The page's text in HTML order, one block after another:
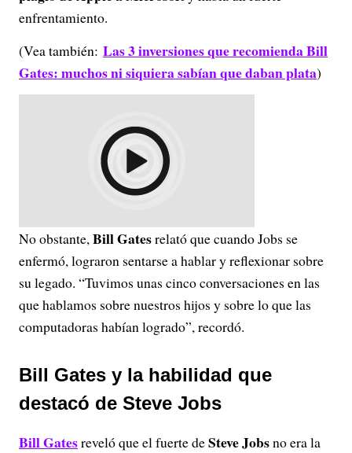
enfrentamiento.
(Vea también: Las 3 inversiones que recomienda Bill
Gates: muchos ni siquiera sabían que daban plata)
No obstante,Bill Gatesrelató que cuando Jobs se
enfermó, lograron sentarse a hablar y reflexionar sobre
su legado. “Tuvimos unas cinco conversaciones en las
que hablamos sobre nuestros hijos y sobre lo que las
computadoras habían logrado”, recordó.
Bill Gates y la habilidad que
destacó de Steve Jobs
Bill Gatesreveló que el fuerte deSteve Jobsno era la